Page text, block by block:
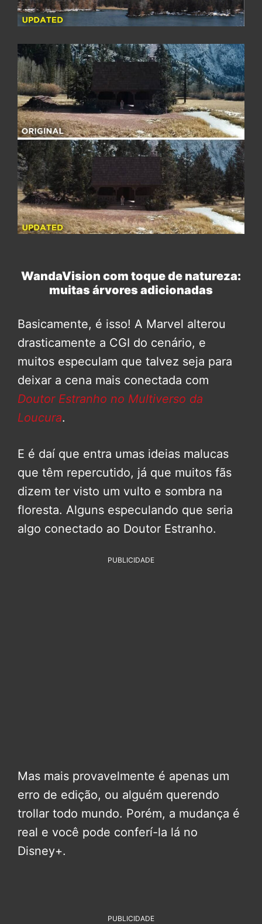
WandaVision com toque de natureza:
muitas árvores adicionadas
Basicamente, é isso! A Marvel alterou
drasticamente a CGI do cenário, e
muitos especulam que talvez seja para
deixar a cena mais conectada com
Doutor Estranho no Multiverso da
Loucura.
E é daí que entra umas ideias malucas
que têm repercutido, já que muitos fãs
dizem ter visto um vulto e sombra na
floresta. Alguns especulando que seria
algo conectado ao Doutor Estranho.
PUBLICIDADE
Mas mais provavelmente é apenas um
erro de edição, ou alguém querendo
trollar todo mundo. Porém, a mudança é
real e você pode conferí-la lá no
Disney+.
PUBLICIDADE